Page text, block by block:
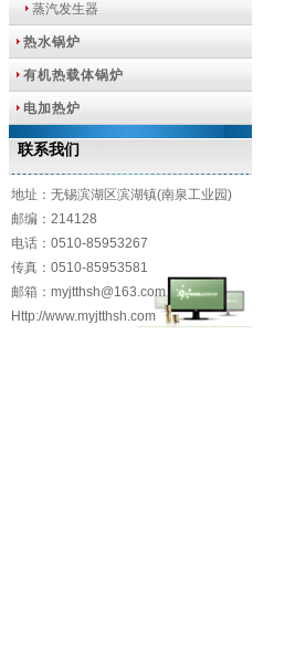
蒸汽发生器
热水锅炉
有机热载体锅炉
电加热炉
联系我们
地址：无锡滨湖区滨湖镇(南泉工业园)
邮编：214128
电话：0510-85953267
传真：0510-85953581
邮箱：myjtthsh@163.com
Http://www.myjtthsh.com